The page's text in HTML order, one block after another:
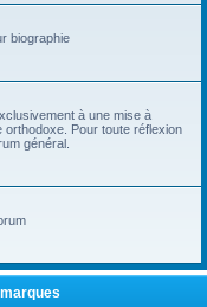
biographie
à une mise à
Pour toute réflexion
général.